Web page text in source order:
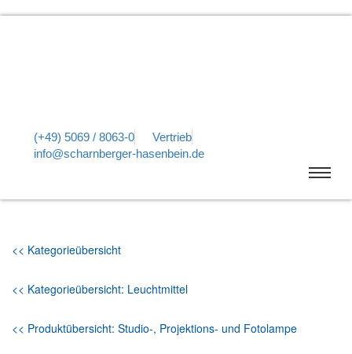
(+49) 5069 / 8063-0
Vertrieb
info@scharnberger-hasenbein.de
<< Kategorieübersicht
<< Kategorieübersicht: Leuchtmittel
<< Produktübersicht: Studio-, Projektions- und Fotolampe